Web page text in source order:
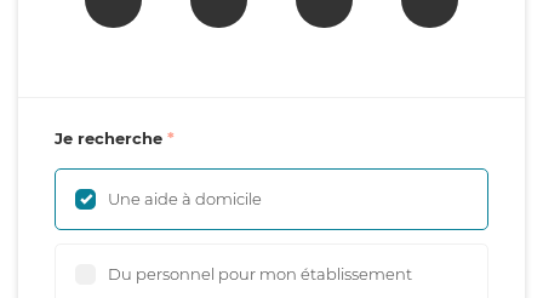
Je recherche
Une aide à domicile
Du personnel pour mon établissement